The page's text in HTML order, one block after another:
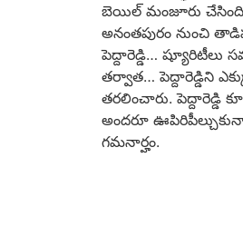
బెయిల్ మంజూరు
అనంతపురం నుంచి
పెద్దారెడ్డి… ష్యూరిటీలు
తర్వాత… పెద్దారెడ్డిని
తరలించారు. పెద్దారెడ్డి
అందరూ
గమనార్హం.